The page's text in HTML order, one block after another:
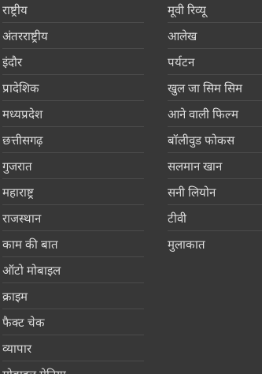
राष्ट्रीय
अंतरराष्ट्रीय
इंदौर
प्रादेशिक
मध्यप्रदेश
छत्तीसगढ़
गुजरात
महाराष्ट्र
राजस्थान
काम की बात
ऑटो मोबाइल
क्राइम
फैक्ट चेक
व्यापार
मूवी रिव्यू
आलेख
पर्यटन
खुल जा सिम सिम
आने वाली फिल्म
बॉलीवुड फोकस
सलमान खान
सनी लियोन
टीवी
मुलाकात